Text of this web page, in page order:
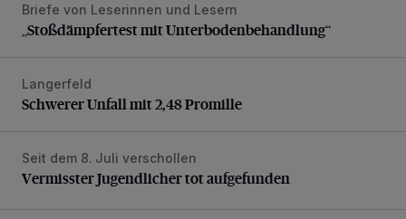
„Stoßdämpfertest mit Unterbodenbehandlung“
Briefe von Leserinnen und Lesern
„Stoßdämpfertest mit Unterbodenbehandlung“
Schwerer Unfall mit 2,48 Promille
Langerfeld
Schwerer Unfall mit 2,48 Promille
Vermisster Jugendlicher tot aufgefunden
Seit dem 8. Juli verschollen
Vermisster Jugendlicher tot aufgefunden